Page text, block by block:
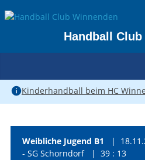
Handball
Kinderhandball beim HC
Weibliche Jugend B1
|
- SG Schorndorf | 39 : 13